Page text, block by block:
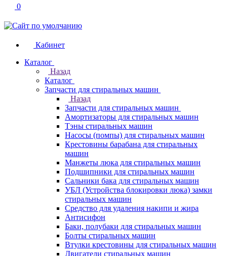
0
Кабинет
Каталог
Назад
Каталог
Запчасти для стиральных машин
Назад
Запчасти для стиральных машин
Амортизаторы для стиральных машин
Тэны стиральных машин
Насосы (помпы) для стиральных машин
Крестовины барабана для стиральных
машин
Манжеты люка для стиральных машин
Подшипники для стиральных машин
Сальники бака для стиральных машин
УБЛ (Устройства блокировки люка) замки
стиральных машин
Средство для удаления накипи и жира
Антисифон
Баки, полубаки для стиральных машин
Болты стиральных машин
Втулки крестовины для стиральных машин
Двигатели стиральных машин